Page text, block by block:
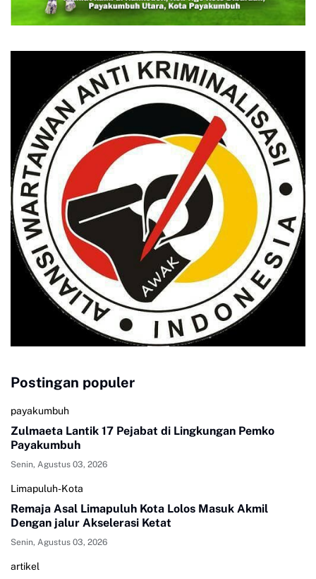
Postingan populer
payakumbuh
Zulmaeta Lantik 17 Pejabat di Lingkungan Pemko
Payakumbuh
Senin, Agustus 03, 2026
Limapuluh-Kota
Remaja Asal Limapuluh Kota Lolos Masuk Akmil
Dengan jalur Akselerasi Ketat
Senin, Agustus 03, 2026
artikel